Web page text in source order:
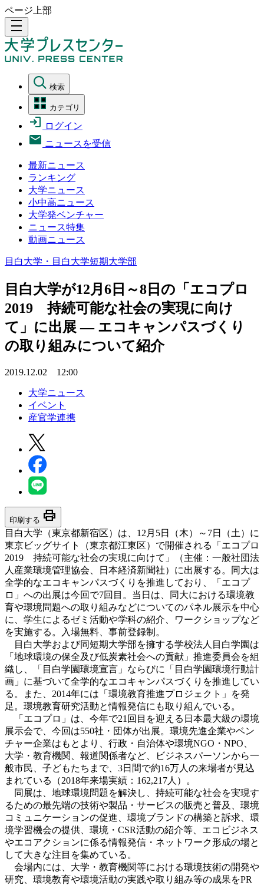
ページ上部
density_medium
検索
カテゴリ
ログイン
ニュースを受信
最新ニュース
ランキング
大学ニュース
小中高ニュース
大学発ベンチャー
ニュース特集
動画ニュース
目白大学・目白大学短期大学部
目白大学が12月6日～8日の「エコプロ
2019 持続可能な社会の実現に向け
て」に出展 — エコキャンパスづくり
の取り組みについて紹介
2019.12.02 12:00
大学ニュース
イベント
産官学連携
印刷する print
目白大学（東京都新宿区）は、12月5日（木）～7日（土）に
東京ビッグサイト（東京都江東区）で開催される「エコプロ
2019 持続可能な社会の実現に向けて」（主催：一般社団法
人産業環境管理協会、日本経済新聞社）に出展する。同大は
全学的なエコキャンパスづくりを推進しており、「エコプ
ロ」への出展は今回で7回目。当日は、同大における環境教
育や環境問題への取り組みなどについてのパネル展示を中心
に、学生によるゼミ活動や学科の紹介、ワークショップなど
を実施する。入場無料、事前登録制。
目白大学および同短期大学部を擁する学校法人目白学園は
「地球環境の保全及び低炭素社会への貢献」推進委員会を組
織し、「目白学園環境宣言」ならびに「目白学園環境行動計
画」に基づいて全学的なエコキャンパスづくりを推進してい
る。また、2014年には「環境教育推進プロジェクト」を発
足。環境教育研究活動と情報発信にも取り組んでいる。
「エコプロ」は、今年で21回目を迎える日本最大級の環境
展示会で、今回は550社・団体が出展。環境先進企業やベン
チャー企業はもとより、行政・自治体や環境NGO・NPO、
大学・教育機関、報道関係者など、ビジネスパーソンから一
般市民、子どもたちまで、3日間で約16万人の来場者が見込
まれている（2018年来場実績：162,217人）。
同展は、地球環境問題を解決し、持続可能な社会を実現す
るための最先端の技術や製品・サービスの販売と普及、環境
コミュニケーションの促進、環境ブランドの構築と訴求、環
境学習機会の提供、環境・CSR活動の紹介等、エコビジネス
やエコアクションに係る情報発信・ネットワーク形成の場と
して大きな注目を集めている。
会場内には、大学・教育機関等における環境技術の開発や
研究、環境教育や環境活動の実践や取り組み等の成果をPR